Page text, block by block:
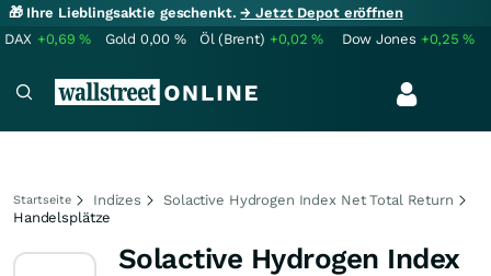
🎁 Ihre Lieblingsaktie geschenkt.→ Jetzt Depot eröffnen
DAX +0,69% Gold 0,00 % Öl (Brent) +0,02% Dow Jones +0,25%
Startseite Indizes
Solactive Hydrogen Index Net Total Return
Handelsplätze
Solactive Hydrogen Index